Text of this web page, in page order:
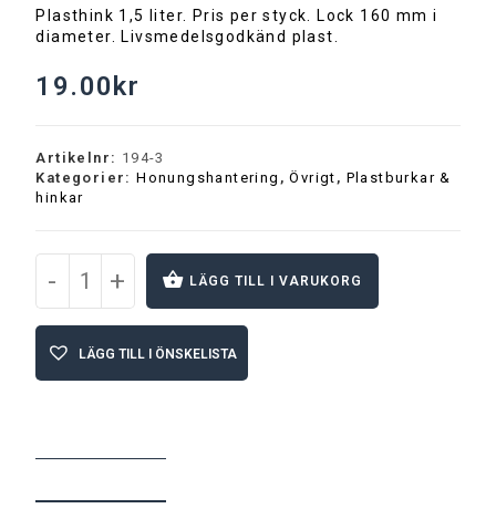
Plasthink 1,5 liter. Pris per styck. Lock 160 mm i
diameter. Livsmedelsgodkänd plast.
19.00 kr
Artikelnr: 194-3
Kategorier:Honungshantering ,Övrigt , Plastburkar &
hinkar
- + LÄGG TILL I VARUKORG
e
v
LÄGG TILL I ÖNSKELISTA